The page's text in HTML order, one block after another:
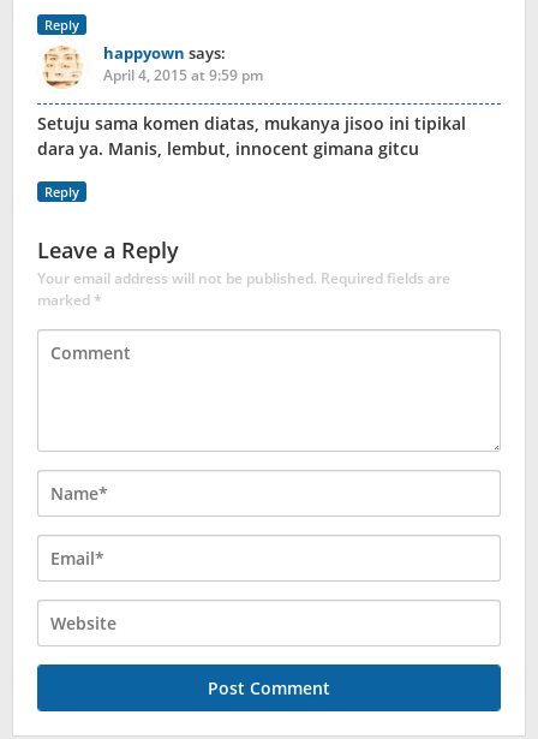
Reply
happyown says:
April 4, 2015 at 9:59 pm
Setuju sama komen diatas, mukanya jisoo ini tipikal
dara ya. Manis, lembut, innocent gimana gitcu
Reply
Leave a Reply
Your email address will not be published. Required fields are
marked*